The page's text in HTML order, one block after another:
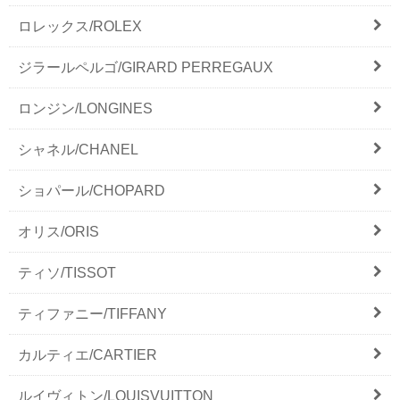
ロレックス/ROLEX
ジラールペルゴ/GIRARD PERREGAUX
ロンジン/LONGINES
シャネル/CHANEL
ショパール/CHOPARD
オリス/ORIS
ティソ/TISSOT
ティファニー/TIFFANY
カルティエ/CARTIER
ルイヴィトン/LOUISVUITTON